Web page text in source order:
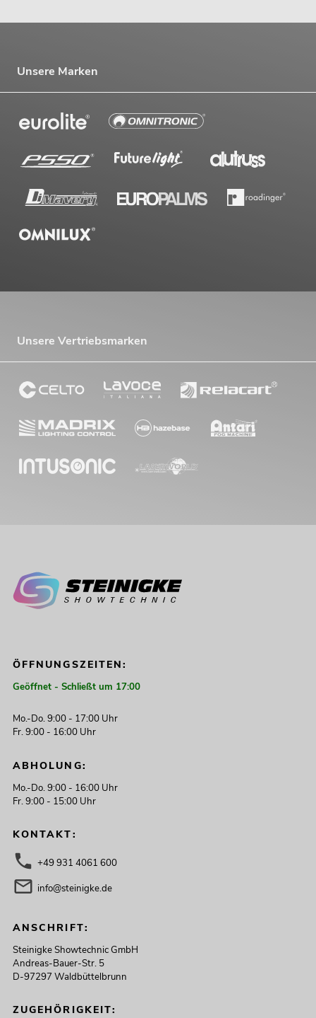
Unsere Marken
Unsere Vertriebsmarken
ÖFFNUNGSZEITEN:
Geöffnet - Schließt um 17:00
Mo.-Do. 9:00 - 17:00 Uhr
Fr. 9:00 - 16:00 Uhr
ABHOLUNG:
Mo.-Do. 9:00 - 16:00 Uhr
Fr. 9:00 - 15:00 Uhr
KONTAKT:
+49 931 4061 600
info@steinigke.de
ANSCHRIFT:
Steinigke Showtechnic GmbH
Andreas-Bauer-Str. 5
D-97297 Waldbüttelbrunn
ZUGEHÖRIGKEIT: